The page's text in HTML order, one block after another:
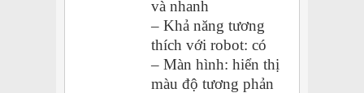
và nhanh
– Khả năng tương
thích với robot: có
– Màn hình: hiển thị
màu độ tương phản